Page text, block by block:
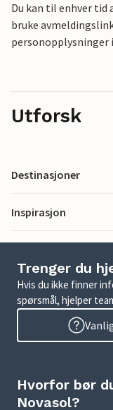
Du kan til enhver tid
bruke
personopplysninger
Utforsk
Destinasjoner
Inspirasjon
Trenger du
Hvis du ikke finner
spørsmål, hjelper
Hvorfor bør
Novasol?